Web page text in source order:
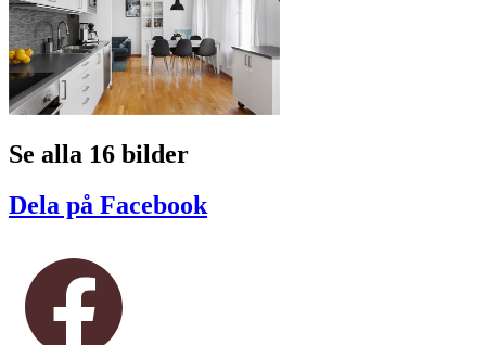
Se alla 16 bilder
Dela på Facebook